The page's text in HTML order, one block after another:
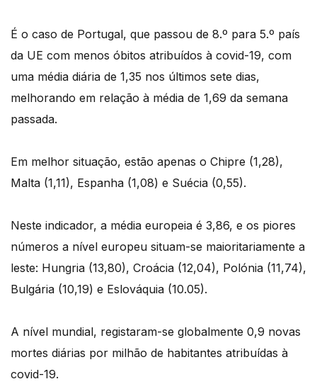
É o caso de Portugal, que passou de 8.º para 5.º país
da UE com menos óbitos atribuídos à covid-19, com
uma média diária de 1,35 nos últimos sete dias,
melhorando em relação à média de 1,69 da semana
passada.
Em melhor situação, estão apenas o Chipre (1,28),
Malta (1,11), Espanha (1,08) e Suécia (0,55).
Neste indicador, a média europeia é 3,86, e os piores
números a nível europeu situam-se maioritariamente a
leste: Hungria (13,80), Croácia (12,04), Polónia (11,74),
Bulgária (10,19) e Eslováquia (10.05).
A nível mundial, registaram-se globalmente 0,9 novas
mortes diárias por milhão de habitantes atribuídas à
covid-19.